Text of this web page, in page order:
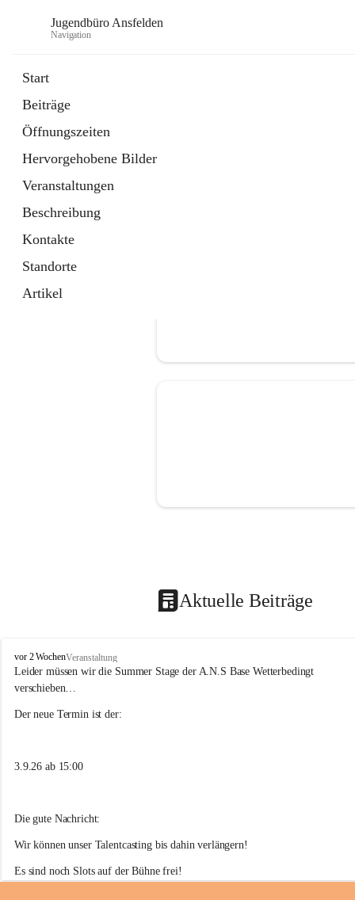
Jugendbüro Ansfelden
Navigation
Start
Beiträge
Öffnungszeiten
Hervorgehobene Bilder
Veranstaltungen
Beschreibung
Kontakte
Standorte
Artikel
Aktuelle Beiträge
J
u
g
n
r
n
f
l
d
vor 2 WochenVeranstaltung
Leider müssen wir die Summer Stage der A.N.S Base Wetterbedingt
verschieben…
Der neue Termin ist der:
3.9.26 ab 15:00
Die gute Nachricht:
Wir können unser Talentcasting bis dahin verlängern!
Es sind noch Slots auf der Bühne frei!